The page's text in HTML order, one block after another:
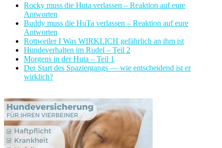
Rocky muss die Huta verlassen – Reaktion auf eure
Antworten
Buddy muss die HuTa verlassen – Reaktion auf eure
Antworten
Rottweiler I Was WIRKLICH gefährlich an ihm ist
Hundeverhalten im Rudel – Teil 2
Morgens in der Huta – Teil 1
Der Start des Spaziergangs — wie entscheidend ist er
wirklich?